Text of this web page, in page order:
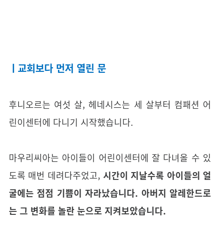
ㅣ교회보다 먼저 열린 문
후니오르는 여섯 살, 헤네시스는 세 살부터 컴패션 어
린이센터에 다니기 시작했습니다.
마우리씨아는 아이들이 어린이센터에 잘 다녀올 수 있
도록 매번 데려다주었고, 시간이 지날수록 아이들의 얼
굴에는 점점 기쁨이 자라났습니다. 아버지 알레한드로
는 그 변화를 놀란 눈으로 지켜보았습니다.